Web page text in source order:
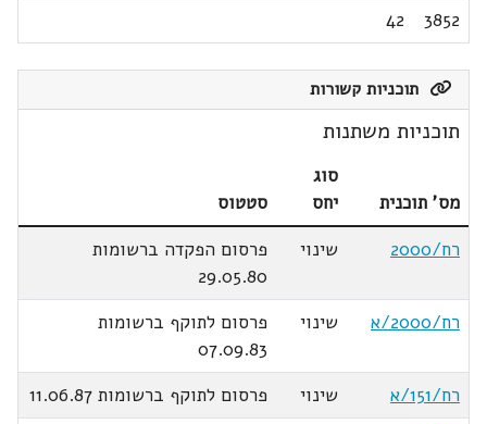
3852
42
תוכניות קשורות
תוכניות משתנות
מס' תוכנית
סוג
יחס
סטטוס
רח/2000
שינוי
פרסום הפקדה ברשומות
29.05.80
רח/2000/א
שינוי
פרסום לתוקף ברשומות
07.09.83
רח/151/א
שינוי
פרסום לתוקף ברשומות 11.06.87